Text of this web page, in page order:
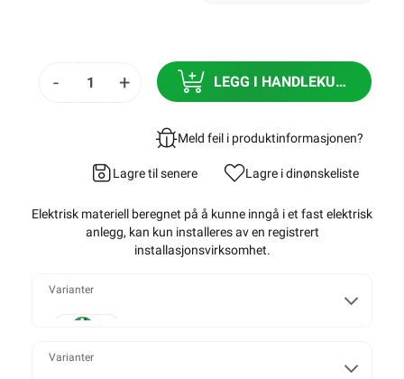
- + LEGG I HANDLEKURV
Meld feil i produktinformasjonen?
Lagre til senere Lagre i dinønskeliste
Elektrisk materiell beregnet på å kunne inngå i et fast elektrisk
anlegg, kan kun installeres av en registrert
installasjonsvirksomhet.
Varianter
Varianter